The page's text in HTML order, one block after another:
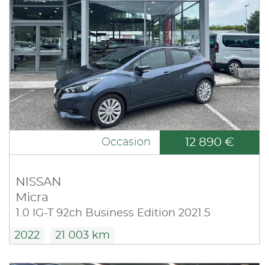
Occasion 12 890 €
NISSAN
Micra
1.0 IG-T 92ch Business Edition 2021.5
2022 21 003 km